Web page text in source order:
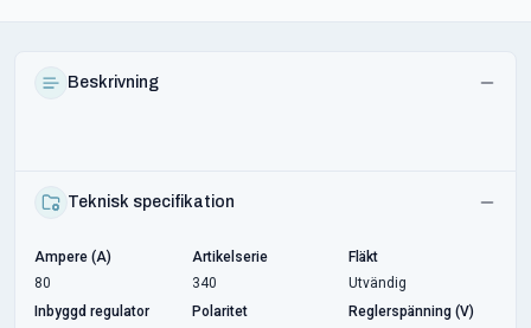
Beskrivning
Teknisk specifikation
Ampere (A)
80
Artikelserie
340
Fläkt
Utvändig
Inbyggd regulator
Polaritet
Reglerspänning (V)